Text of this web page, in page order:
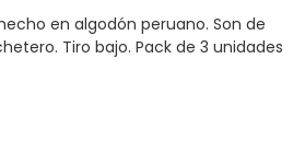
en algodón peruano. Son de
Tiro bajo. Pack de 3 unidades